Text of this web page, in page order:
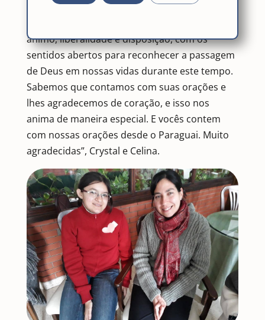
María Soares fi.
ânimo, liberalidade e disposição, com os
sentidos abertos para reconhecer a passagem
de Deus em nossas vidas durante este tempo.
Sabemos que contamos com suas orações e
lhes agradecemos de coração, e isso nos
anima de maneira especial. E vocês contem
com nossas orações desde o Paraguai. Muito
agradecidas”, Crystal e Celina.